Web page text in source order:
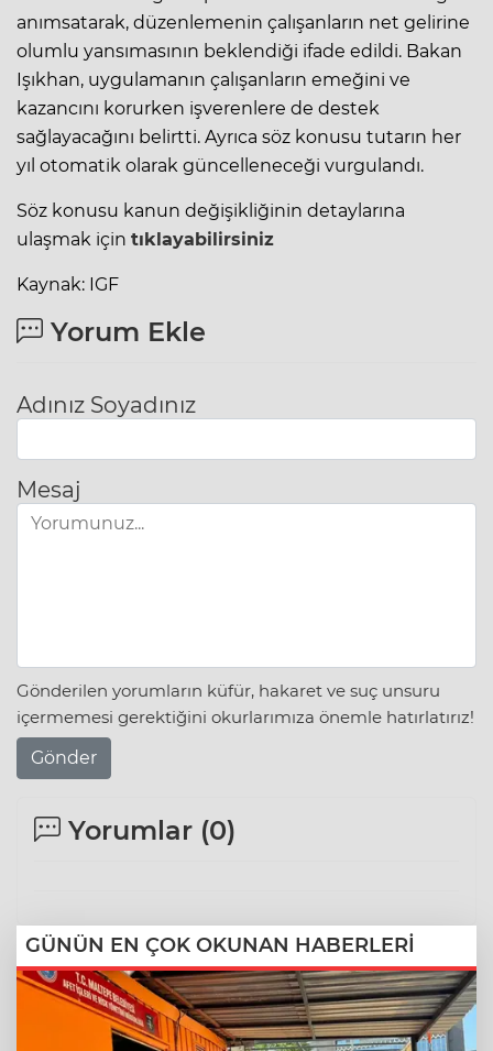
anımsatarak, düzenlemenin çalışanların net gelirine
olumlu yansımasının beklendiği ifade edildi. Bakan
Işıkhan, uygulamanın çalışanların emeğini ve
kazancını korurken işverenlere de destek
sağlayacağını belirtti. Ayrıca söz konusu tutarın her
yıl otomatik olarak güncelleneceği vurgulandı.
Söz konusu kanun değişikliğinin detaylarına
ulaşmak için tıklayabilirsiniz
Kaynak: IGF
Yorum Ekle
Adınız Soyadınız
Mesaj
Gönderilen yorumların küfür, hakaret ve suç unsuru
içermemesi gerektiğini okurlarımıza önemle hatırlatırız!
Gönder
Yorumlar (0)
GÜNÜN EN ÇOK OKUNAN HABERLERİ